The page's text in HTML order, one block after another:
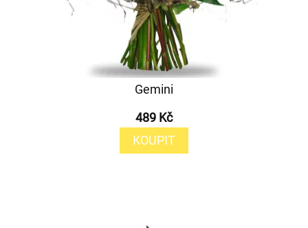
Gemini
489 Kč
KOUPIT